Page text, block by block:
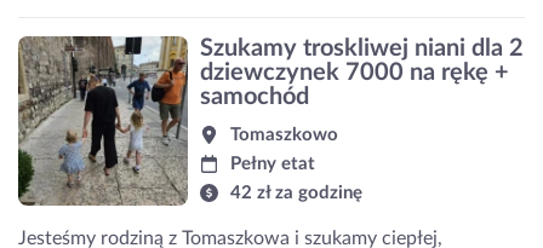
Szukamy troskliwej niani dla 2
dziewczynek 7000 na rękę +
samochód
Tomaszkowo
Pełny etat
42 zł za godzinę
Jesteśmy rodziną z Tomaszkowa i szukamy ciepłej,